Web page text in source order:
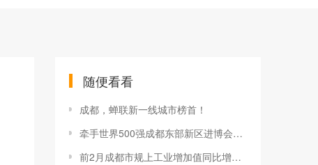
随便看看
成都，蝉联新一线城市榜首！
牵手世界500强成都东部新区进博会上展现强劲吸引力
前2月成都市规上工业增加值同比增长5%